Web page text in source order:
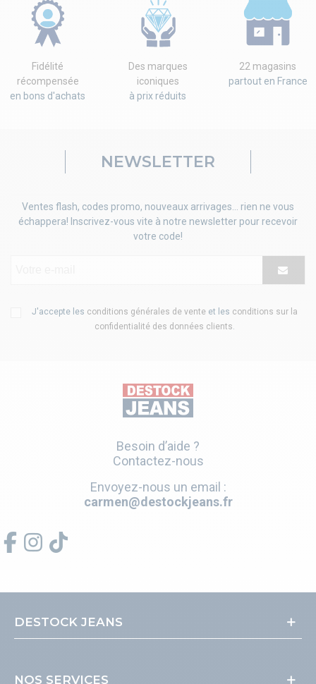
Fidélité
récompensée
en bons d'achats
Des marques
iconiques
à prix réduits
22 magasins
partout en France
NEWSLETTER
Ventes flash, codes promo, nouveaux arrivages... rien ne vous
échappera! Inscrivez-vous vite à notre newsletter pour recevoir
votre code!
J'accepte les conditions générales de vente et les conditions sur la
confidentialité des données clients
Besoin d’aide ?
Contactez-nous
Envoyez-nous un email :
carmen@destockjeans.fr
DESTOCK JEANS
NOS SERVICES